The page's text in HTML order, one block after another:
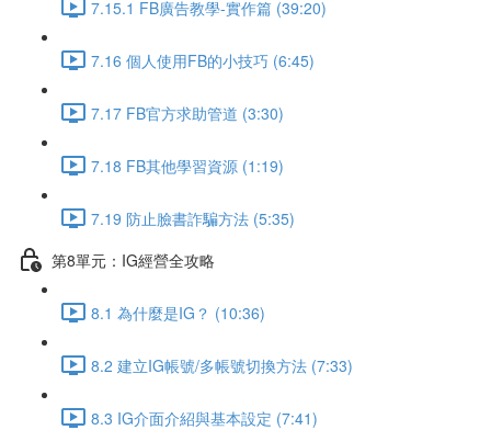
7.15.1 FB廣告教學-實作篇 (39:20)
7.16 個人使用FB的小技巧 (6:45)
7.17 FB官方求助管道 (3:30)
7.18 FB其他學習資源 (1:19)
7.19 防止臉書詐騙方法 (5:35)
第8單元：IG經營全攻略
8.1 為什麼是IG？ (10:36)
8.2 建立IG帳號/多帳號切換方法 (7:33)
8.3 IG介面介紹與基本設定 (7:41)